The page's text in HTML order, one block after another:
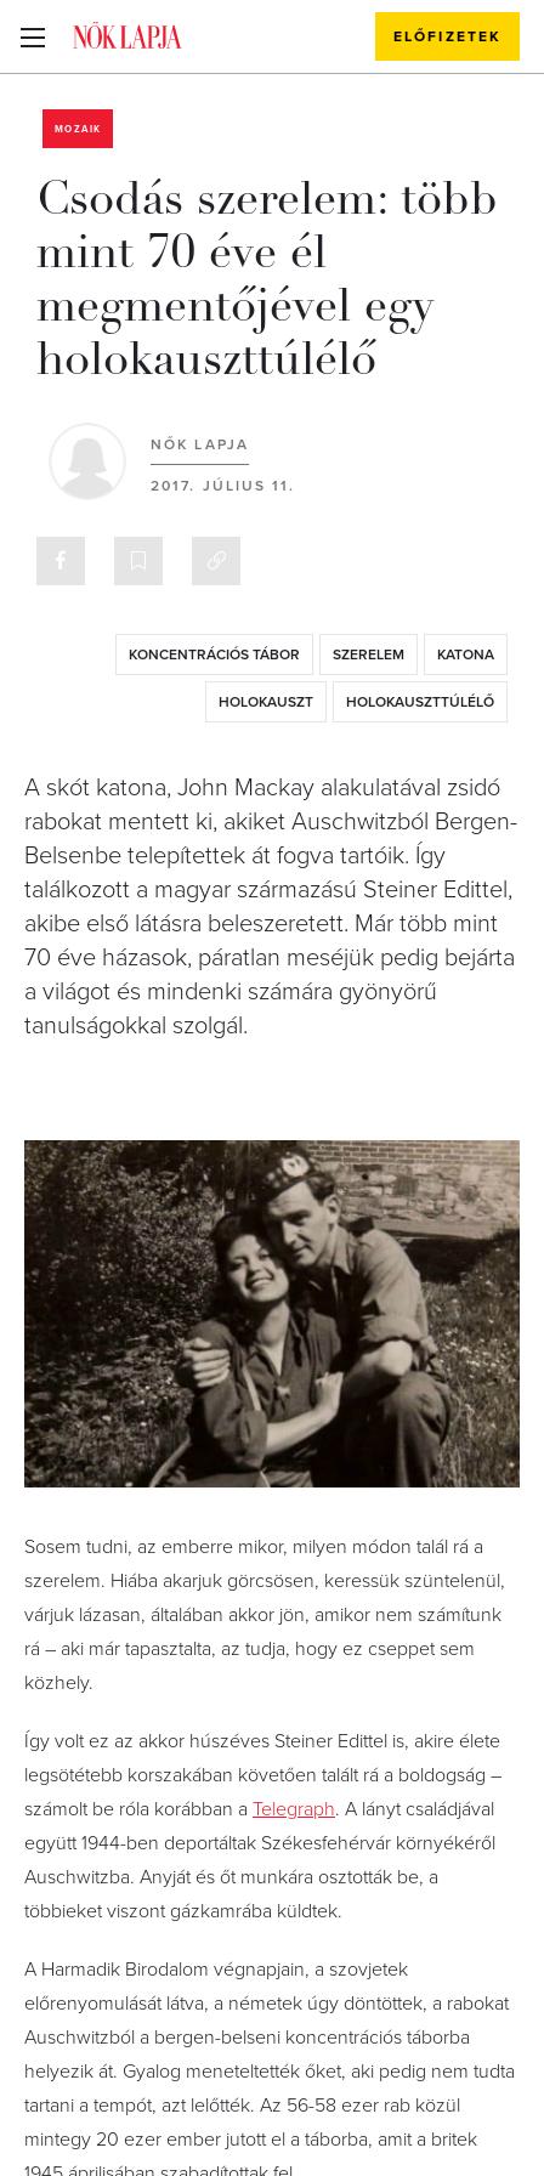
ELŐFIZETEK
MOZAIK
Csodás szerelem: több
mint 70 éve él
megmentőjével egy
holokauszttúlélő
NŐK LAPJA
2017. JÚLIUS 11.
KONCENTRÁCIÓS TÁBOR SZERELEM KATONA
HOLOKAUSZT HOLOKAUSZTTÚLÉLŐ
A skót katona, John Mackay alakulatával zsidó
rabokat mentett ki, akiket Auschwitzból Bergen-
Belsenbe telepítettek át fogva tartóik. Így
találkozott a magyar származású Steiner Edittel,
akibe első látásra beleszeretett. Már több mint
70 éve házasok, páratlan meséjük pedig bejárta
a világot és mindenki számára gyönyörű
tanulságokkal szolgál.
Sosem tudni, az emberre mikor, milyen módon talál rá a
szerelem. Hiába akarjuk görcsösen, keressük szüntelenül,
várjuk lázasan, általában akkor jön, amikor nem számítunk
rá – aki már tapasztalta, az tudja, hogy ez cseppet sem
közhely.
Így volt ez az akkor húszéves Steiner Edittel is, akire élete
legsötétebb korszakában követően talált rá a boldogság –
számolt be róla korábban a Telegraph. A lányt családjával
együtt 1944-ben deportáltak Székesfehérvár környékéről
Auschwitzba. Anyját és őt munkára osztották be, a
többieket viszont gázkamrába küldtek.
A Harmadik Birodalom végnapjain, a szovjetek
előrenyomulását látva, a németek úgy döntöttek, a rabokat
Auschwitzból a bergen-belseni koncentrációs táborba
helyezik át. Gyalog meneteltették őket, aki pedig nem tudta
tartani a tempót, azt lelőtték. Az 56-58 ezer rab közül
mintegy 20 ezer ember jutott el a táborba, amit a britek